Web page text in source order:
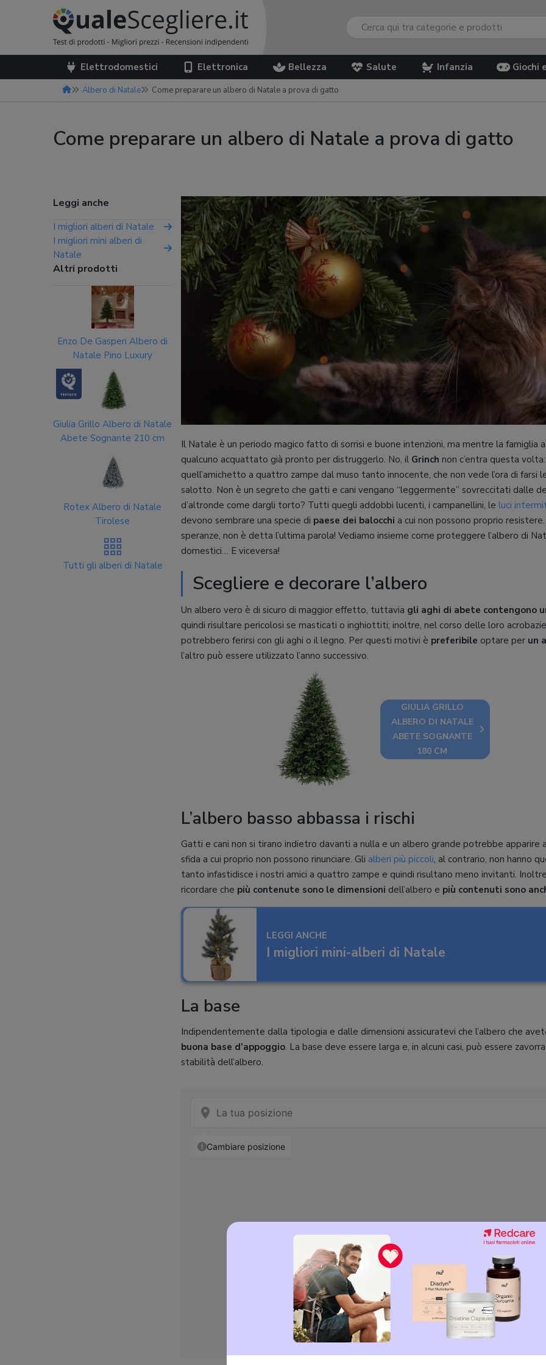
Elettrodomestici Elettronica Bellezza Salute Infanzia Giochi
Albero di Natale Come preparare un albero di Natale a prova di gatto
Come preparare un albero di Natale a prova di gatto
Il Natale è un periodo magico fatto di sorrisi e buone intenzioni, ma mentre la famiglia
qualcuno acquattato già pronto per distruggerlo. No, il Grinch non c’entra questa
quell’amichetto a quattro zampe dal muso tanto innocente, che non vede l’ora di farsi
salotto. Non è un segreto che gatti e cani vengano “leggermente” sovreccitati dalle
d’altronde come dargli torto? Tutti quegli addobbi lucenti, i campanellini, le luci
devono sembrare una specie di paese dei balocchi a cui non possono proprio
speranze, non è detta l’ultima parola! Vediamo insieme come proteggere l’albero di
domestici… E viceversa!
Scegliere e decorare l’albero
Un albero vero è di sicuro di maggior effetto, tuttavia gli aghi di abete contengono
quindi risultare pericolosi se masticati o inghiottiti; inoltre, nel corso delle loro
potrebbero ferirsi con gli aghi o il legno. Per questi motivi è preferibile optare per un
l’altro può essere utilizzato l’anno successivo.
GIULIA GRILLO
ALBERO DI NATALE
ABETE SOGNANTE
180 CM
L’albero basso abbassa i rischi
Gatti e cani non si tirano indietro davanti a nulla e un albero grande potrebbe apparire
sfida a cui proprio non possono rinunciare. Gli alberi più piccoli, al contrario, non hanno
tanto infastidisce i nostri amici a quattro zampe e quindi risultano meno invitanti.
ricordare che più contenute sono le dimensioni dell’albero e più contenuti sono
LEGGI ANCHE
I migliori mini-alberi di Natale
La base
Indipendentemente dalla tipologia e dalle dimensioni assicuratevi che l’albero che
buona base d’appoggio. La base deve essere larga e, in alcuni casi, può essere
stabilità dell’albero.
Leggi anche
I migliori alberi di Natale
I migliori mini alberi di
Natale
Altri prodotti
Enzo De Gasperi Albero di
Natale Pino Luxury
Giulia Grillo Albero di Natale
Abete Sognante 210 cm
Rotex Albero di Natale
Tirolese
Tutti gli alberi di Natale